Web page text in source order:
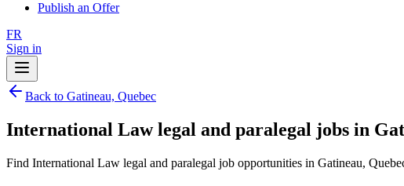
Publish an Offer
FR
Sign in
Back to Gatineau, Quebec
International Law legal and paralegal jobs in
Find International Law legal and paralegal job opportunities in Gatineau,